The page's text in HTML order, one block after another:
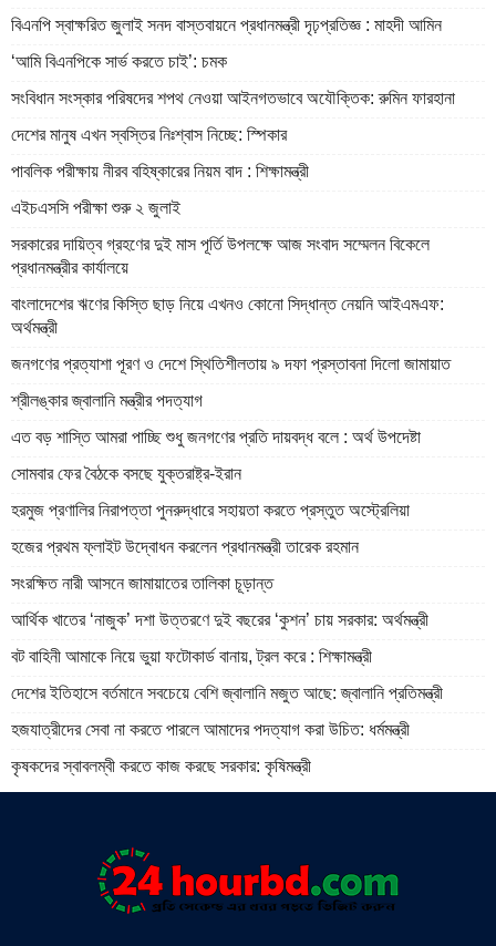
বিএনপি স্বাক্ষরিত জুলাই সনদ বাস্তবায়নে প্রধানমন্ত্রী দৃঢ়প্রতিজ্ঞ : মাহদী আমিন
‘আমি বিএনপিকে সার্ভ করতে চাই’: চমক
সংবিধান সংস্কার পরিষদের শপথ নেওয়া আইনগতভাবে অযৌক্তিক: রুমিন ফারহানা
দেশের মানুষ এখন স্বস্তির নিঃশ্বাস নিচ্ছে: স্পিকার
পাবলিক পরীক্ষায় নীরব বহিষ্কারের নিয়ম বাদ : শিক্ষামন্ত্রী
এইচএসসি পরীক্ষা শুরু ২ জুলাই
সরকারের দায়িত্ব গ্রহণের দুই মাস পূর্তি উপলক্ষে আজ সংবাদ সম্মেলন বিকেলে
প্রধানমন্ত্রীর কার্যালয়ে
বাংলাদেশের ঋণের কিস্তি ছাড় নিয়ে এখনও কোনো সিদ্ধান্ত নেয়নি আইএমএফ:
অর্থমন্ত্রী
জনগণের প্রত্যাশা পূরণ ও দেশে স্থিতিশীলতায় ৯ দফা প্রস্তাবনা দিলো জামায়াত
শ্রীলঙ্কার জ্বালানি মন্ত্রীর পদত্যাগ
এত বড় শাস্তি আমরা পাচ্ছি শুধু জনগণের প্রতি দায়বদ্ধ বলে : অর্থ উপদেষ্টা
সোমবার ফের বৈঠকে বসছে যুক্তরাষ্ট্র-ইরান
হরমুজ প্রণালির নিরাপত্তা পুনরুদ্ধারে সহায়তা করতে প্রস্তুত অস্ট্রেলিয়া
হজের প্রথম ফ্লাইট উদ্বোধন করলেন প্রধানমন্ত্রী তারেক রহমান
সংরক্ষিত নারী আসনে জামায়াতের তালিকা চূড়ান্ত
আর্থিক খাতের ‘নাজুক’ দশা উত্তরণে দুই বছরের ‘কুশন’ চায় সরকার: অর্থমন্ত্রী
বট বাহিনী আমাকে নিয়ে ভুয়া ফটোকার্ড বানায়, ট্রল করে : শিক্ষামন্ত্রী
দেশের ইতিহাসে বর্তমানে সবচেয়ে বেশি জ্বালানি মজুত আছে: জ্বালানি প্রতিমন্ত্রী
হজযাত্রীদের সেবা না করতে পারলে আমাদের পদত্যাগ করা উচিত: ধর্মমন্ত্রী
কৃষকদের স্বাবলম্বী করতে কাজ করছে সরকার: কৃষিমন্ত্রী